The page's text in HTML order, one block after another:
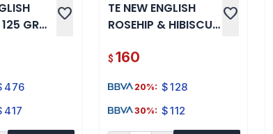
125 GR
favorite
476
417
TE NEW ENGLISH
ROSEHIP & HIBISCUS
favorite
$ 160
20%: $128
30%: $112